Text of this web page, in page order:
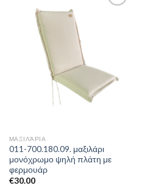
ΜΑΞΙΛΆΡΙΑ
011-700.180.09. μαξιλάρι
μονόχρωμο ψηλή πλάτη με
φερμουάρ
€30.00